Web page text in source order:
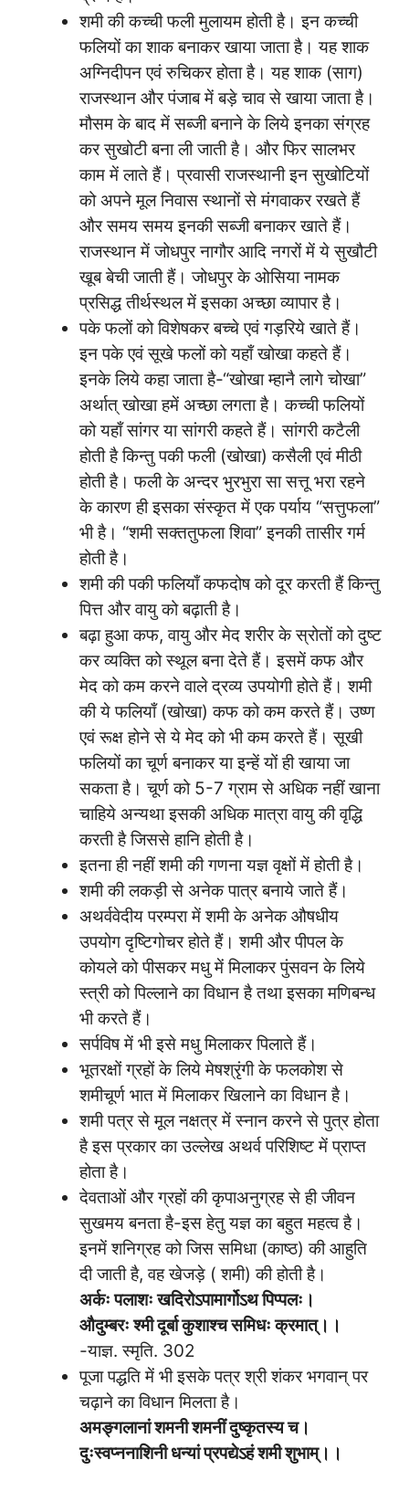
शमी की कच्ची फली मुलायम होती है। इन कच्ची
फलियों का शाक बनाकर खाया जाता है। यह शाक
अग्निदीपन एवं रुचिकर होता है। यह शाक (साग)
राजस्थान और पंजाब में बड़े चाव से खाया जाता है।
मौसम के बाद में सब्जी बनाने के लिये इनका संग्रह
कर सुखोटी बना ली जाती है। और फिर सालभर
काम में लाते हैं। प्रवासी राजस्थानी इन सुखोटियों
को अपने मूल निवास स्थानों से मंगवाकर रखते हैं
और समय समय इनकी सब्जी बनाकर खाते हैं।
राजस्थान में जोधपुर नागौर आदि नगरों में ये सुखौटी
खूब बेची जाती हैं। जोधपुर के ओसिया नामक
प्रसिद्ध तीर्थस्थल में इसका अच्छा व्यापार है।
पके फलों को विशेषकर बच्चे एवं गड़रिये खाते हैं।
इन पके एवं सूखे फलों को यहाँ खोखा कहते हैं।
इनके लिये कहा जाता है-“खोखा म्हानै लागे चोखा”
अर्थात् खोखा हमें अच्छा लगता है। कच्ची फलियों
को यहाँ सांगर या सांगरी कहते हैं। सांगरी कटैली
होती है किन्तु पकी फली (खोखा) कसैली एवं मीठी
होती है। फली के अन्दर भुरभुरा सा सत्तू भरा रहने
के कारण ही इसका संस्कृत में एक पर्याय “सत्तुफला”
भी है। “शमी सक्ततुफला शिवा” इनकी तासीर गर्म
होती है।
शमी की पकी फलियाँ कफदोष को दूर करती हैं किन्तु
पित्त और वायु को बढ़ाती है।
बढ़ा हुआ कफ, वायु और मेद शरीर के स्रोतों को दुष्ट
कर व्यक्ति को स्थूल बना देते हैं। इसमें कफ और
मेद को कम करने वाले द्रव्य उपयोगी होते हैं। शमी
की ये फलियाँ (खोखा) कफ को कम करते हैं। उष्ण
एवं रूक्ष होने से ये मेद को भी कम करते हैं। सूखी
फलियों का चूर्ण बनाकर या इन्हें यों ही खाया जा
सकता है। चूर्ण को 5-7 ग्राम से अधिक नहीं खाना
चाहिये अन्यथा इसकी अधिक मात्रा वायु की वृद्धि
करती है जिससे हानि होती है।
इतना ही नहीं शमी की गणना यज्ञ वृक्षों में होती है।
शमी की लकड़ी से अनेक पात्र बनाये जाते हैं।
अथर्ववेदीय परम्परा में शमी के अनेक औषधीय
उपयोग दृष्टिगोचर होते हैं। शमी और पीपल के
कोयले को पीसकर मधु में मिलाकर पुंसवन के लिये
स्त्री को पिल्लाने का विधान है तथा इसका मणिबन्ध
भी करते हैं।
सर्पविष में भी इसे मधु मिलाकर पिलाते हैं।
भूतरक्षों ग्रहों के लिये मेषश्रृंगी के फलकोश से
शमीचूर्ण भात में मिलाकर खिलाने का विधान है।
शमी पत्र से मूल नक्षत्र में स्नान करने से पुत्र होता
है इस प्रकार का उल्लेख अथर्व परिशिष्ट में प्राप्त
होता है।
देवताओं और ग्रहों की कृपाअनुग्रह से ही जीवन
सुखमय बनता है-इस हेतु यज्ञ का बहुत महत्व है।
इनमें शनिग्रह को जिस समिधा (काष्ठ) की आहुति
दी जाती है, वह खेजड़े ( शमी) की होती है।
अर्कः पलाशः खदिरोऽपामार्गोऽथ पिप्पलः।
औदुम्बरः श्मी दूर्बा कुशाश्च समिधः क्रमात्।।
-याज्ञ. स्मृति. 302
पूजा पद्धति में भी इसके पत्र श्री शंकर भगवान् पर
चढ़ाने का विधान मिलता है।
अमङ्गलानां शमनी शमनीं दुष्कृतस्य च।
दुःस्वप्ननाशिनी धन्यां प्रपद्येऽहं शमी शुभाम्।।